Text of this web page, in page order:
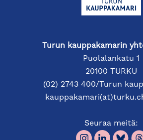
Turun kauppakamarin
Puolalankatu 1
20100 TURKU
(02) 2743 400/Turun
Seuraa meitä: